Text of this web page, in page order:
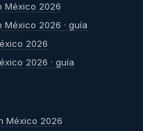
México 2026
2026 · guía
2026
2026 · guía
México 2026